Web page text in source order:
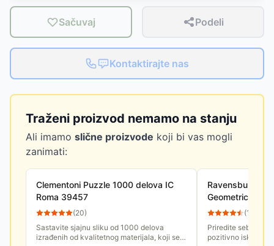
Sačuvaj Podeli
Kontaktirajte nas
Traženi proizvod nemamo na stanju
Ali imamo slične proizvode koji bi vas mogli
zanimati:
Clementoni Puzzle 1000 delova IC
Roma 39457
(20)
Sastavite sjajnu sliku od 1000 delova
izrađenih od kvalitetnog materijala, koji se
Ravensburger
Geometric
(10
Priredite sebi
pozitivno iskustvo